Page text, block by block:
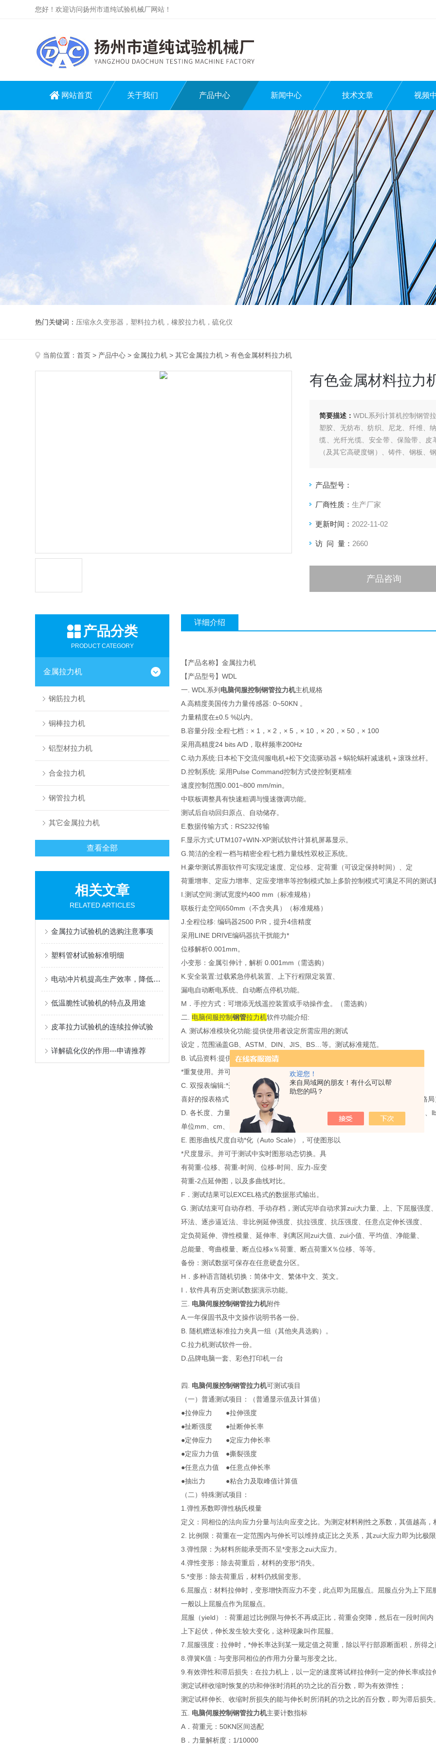
欢迎您！
来自局域网的朋友！有什么可以帮
助您的吗？
您好！欢迎访问扬州市道纯试验机械厂网站！
网站首页 关于我们 产品中心 新闻中心 技术文章 视频
热门关键词： 压缩永久变形器，塑料拉力机，橡胶拉力机，硫化仪
当前位置： 首页 > 产品中心 > 金属拉力机 > 其它金属拉力机 > 有色金属材料拉力机
有色金属材料拉力
简要描述：WDL系列计算机控制钢管
塑胶、无纺布、纺织、尼龙、纤维、
缆、光纤光缆、安全带、保险带、
（及其它高硬度钢）、铸件、钢板、
产品型号：
厂商性质： 生产厂家
更新时间： 2022-11-02
访 问 量： 2660
产品咨询
产品分类
PRODUCT CATEGORY
金属拉力机
钢筋拉力机
铜棒拉力机
铝型材拉力机
合金拉力机
钢管拉力机
其它金属拉力机
查看全部
相关文章
RELATED ARTICLES
金属拉力试验机的选购注意事项
塑料管材试验标准明细
电动冲片机提高生产效率，降低劳动强度
低温脆性试验机的特点及用途
皮革拉力试验机的连续拉伸试验
详解硫化仪的作用---申请推荐
详细介绍
【产品名称】金属拉力机
【产品型号】WDL
一. WDL系列 电脑伺服控制钢管拉力机主机规格
A.高精度美国传力力量传感器: 0~50KN 。
力量精度在±0.5 %以内。
B.容量分段:全程七档：× 1，× 2，× 5，× 10，× 20，× 50，× 100
采用高精度24 bits A/D，取样频率200Hz
C.动力系统:日本松下交流伺服电机+松下交流驱动器＋蜗轮蜗杆减速机＋滚珠丝杆。
D.控制系统: 采用Pulse Command控制方式使控制更精准
速度控制范围0.001~800 mm/min。
中联板调整具有快速粗调与慢速微调功能。
测试后自动回归原点、自动储存。
E.数据传输方式：RS232传输
F.显示方式:UTM107+WIN-XP测试软件计算机屏幕显示。
G.简洁的全程一档与精密全程七档力量线性双校正系统。
H.豪华测试界面软件可实现定速度、定位移、定荷重（可设定保持时间）、定
荷重增率、定应力增率、定应变增率等控制模式加上多阶控制模式可满足不同的测试
I.测试空间:测试宽度约400 mm（标准规格）
联板行走空间650mm（不含夹具）（标准规格）
J.全程位移: 编码器2500 P/R，提升4倍精度
采用LINE DRIVE编码器抗干扰能力*
位移解析0.001mm。
小变形：金属引伸计，解析 0.001mm（需选购）
K.安全装置:过载紧急停机装置、上下行程限定装置、
漏电自动断电系统、自动断点停机功能。
M．手控方式：可增添无线遥控装置或手动操作盒。（需选购）
二. 电脑伺服控制钢管拉力机软件功能介绍:
A. 测试标准模块化功能:提供使用者设定所需应用的测试
设定，范围涵盖GB、ASTM、DIN、JIS、BS…等。测试标准规范。
B. 试品资料:提供使用者设定所有试品数据，一次输入
*重复使用。并可自行增修公式以提高测试数据性。
C. 双报表编辑:*开放式使用者编辑报表，供测试者选择
喜好的报表格式（测试程序新增内建EXCEL报表功能扩展了以往单一专业报表的格局
D. 各长度、力量单位、显示位数采用动态互换方式，力量单位T、Kg、N、KN、g、lb
单位mm、cm、inch。
E. 图形曲线尺度自动*化（Auto Scale），可使图形以
*尺度显示。并可于测试中实时图形动态切换。具
有荷重-位移、荷重-时间、位移-时间、应力-应变
荷重-2点延伸图，以及多曲线对比。
F．测试结果可以EXCEL格式的数据形式输出。
G. 测试结束可自动存档、手动存档，测试完毕自动求算zui大力量、上、下屈服强度、
环法、逐步逼近法、非比例延伸强度、抗拉强度、抗压强度、任意点定伸长强度、
定负荷延伸、弹性模量、延伸率、剥离区间zui大值、zui小值、平均值、净能量、
总能量、弯曲模量、断点位移x％荷重、断点荷重X％位移、等等。
备份：测试数据可保存在任意硬盘分区。
H．多种语言随机切换：简体中文、繁体中文、英文。
I．软件具有历史测试数据演示功能。
三. 电脑伺服控制钢管拉力机附件
A.一年保固书及中文操作说明书各一份。
B. 随机赠送标准拉力夹具一组（其他夹具选购）。
C.拉力机测试软件一份。
D.品牌电脑一套、彩色打印机一台
四. 电脑伺服控制钢管拉力机可测试项目
（一）普通测试项目：（普通显示值及计算值）
●拉伸应力 ●拉伸强度
●扯断强度 ●扯断伸长率
●定伸应力 ●定应力伸长率
●定应力力值 ●撕裂强度
●任意点力值 ●任意点伸长率
●抽出力 ●粘合力及取峰值计算值
（二）特殊测试项目：
1.弹性系数即弹性杨氏模量
定义：同相位的法向应力分量与法向应变之比。为测定材料刚性之系数，其值越高，
2. 比例限：荷重在一定范围内与伸长可以维持成正比之关系，其zui大应力即为比极限
3.弹性限：为材料所能承受而不呈*变形之zui大应力。
4.弹性变形：除去荷重后，材料的变形*消失。
5.*变形：除去荷重后，材料仍残留变形。
6.屈服点：材料拉伸时，变形增快而应力不变，此点即为屈服点。屈服点分为上下屈
一般以上屈服点作为屈服点。
屈服（yield）：荷重超过比例限与伸长不再成正比，荷重会突降，然后在一段时间内
上下起伏，伸长发生较大变化，这种现象叫作屈服。
7.屈服强度：拉伸时，*伸长率达到某一规定值之荷重，除以平行部原断面积，所得之
8.弹簧K值：与变形同相位的作用力分量与形变之比。
9.有效弹性和滞后损失：在拉力机上，以一定的速度将试样拉伸到一定的伸长率或拉
测定试样收缩时恢复的功和伸张时消耗的功之比的百分数，即为有效弹性；
测定试样伸长、收缩时所损失的能与伸长时所消耗的功之比的百分数，即为滞后损失。
五. 电脑伺服控制钢管拉力机主要计数指标
A．荷重元：50KN区间选配
B．力量解析度：1/10000